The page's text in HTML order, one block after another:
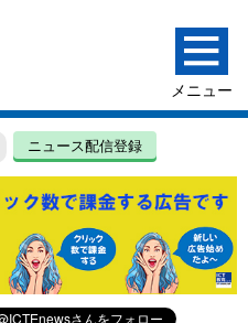
ニュース配信登録